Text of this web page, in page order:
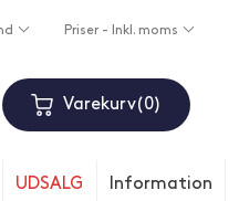
Priser - Inkl. moms
Varekurv 0
UDSALG Information